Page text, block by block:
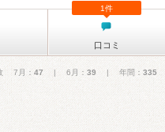
口コミ
1件
7月： 47 | 6月： 39 | 年間： 335